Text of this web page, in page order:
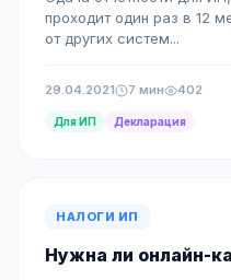
проходит один раз в 12
от других систем...
29.04.2021 7 мин 402
Для ИП Декларация
НАЛОГИ ИП
Нужна ли онлайн-